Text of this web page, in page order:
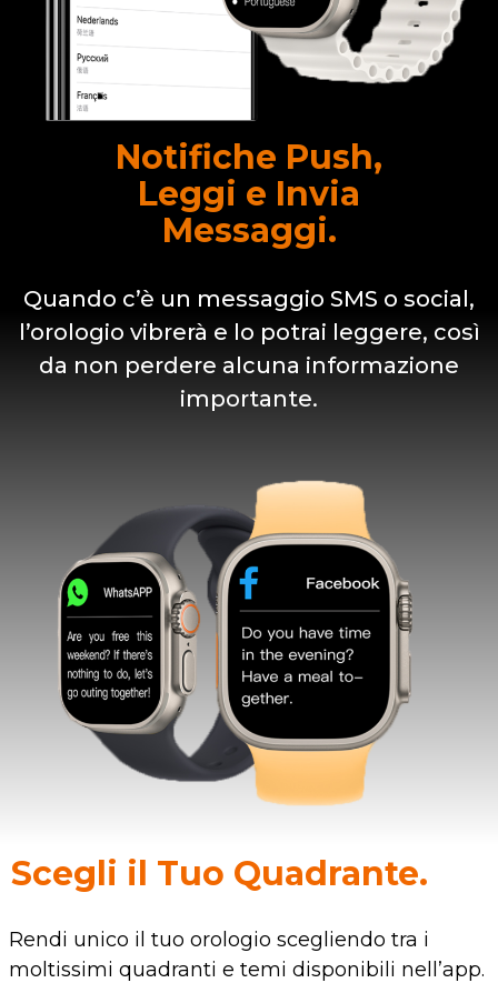
Notifiche Push,
Leggi e Invia
Messaggi.
Quando c’è un messaggio SMS o social,
l’orologio vibrerà e lo potrai leggere, così
da non perdere alcuna informazione
importante.
Scegli il Tuo Quadrante.
Rendi unico il tuo orologio scegliendo tra i
moltissimi quadranti e temi disponibili nell’app.